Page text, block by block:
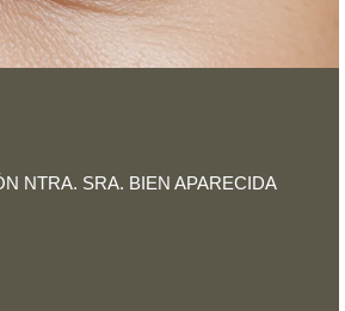
NTRA. SRA. BIEN APARECIDA